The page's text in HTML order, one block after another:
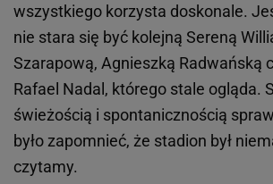
wszystkiego korzysta doskonale.
nie stara się być kolejną Sereną
Szarapową, Agnieszką Radwańską
Rafael Nadal, którego stale ogląda.
świeżością i spontanicznością
było zapomnieć, że stadion był
czytamy.